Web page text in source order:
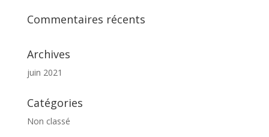
Commentaires récents
Archives
juin 2021
Catégories
Non classé